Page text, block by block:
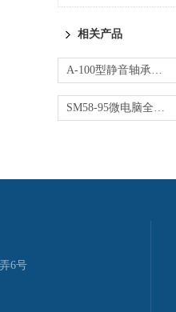
相关产品
A-100型静音轴承加热器
SM58-95微电脑全自动加热器
6号